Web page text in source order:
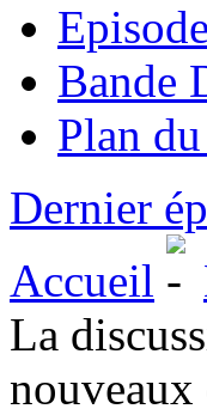
Bande
Plan
Dernier
Accueil
La
nouveaux